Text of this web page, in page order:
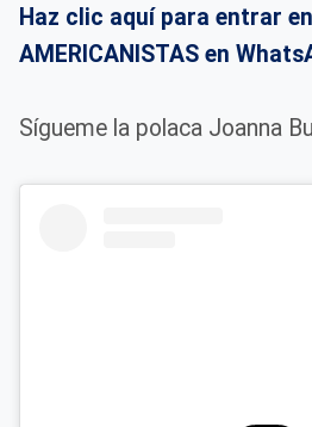
Haz clic aquí para entrar
AMERICANISTAS en
Sígueme la polaca Joanna